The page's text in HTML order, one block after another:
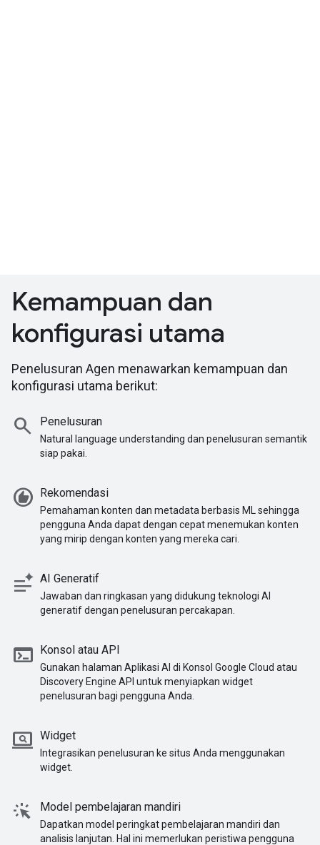
Kemampuan dan
konfigurasi utama
Penelusuran Agen menawarkan kemampuan dan
konfigurasi utama berikut:
search Penelusuran
Natural language understanding dan penelusuran semantik
siap pakai.
recommend Rekomendasi
Pemahaman konten dan metadata berbasis ML sehingga
pengguna Anda dapat dengan cepat menemukan konten
yang mirip dengan konten yang mereka cari.
text_analysis AI Generatif
Jawaban dan ringkasan yang didukung teknologi AI
generatif dengan penelusuran percakapan.
terminal Konsol atau API
Gunakan halaman Aplikasi AI di Konsol Google Cloud atau
Discovery Engine API untuk menyiapkan widget
penelusuran bagi pengguna Anda.
screen_search_desktop Widget
Integrasikan penelusuran ke situs Anda menggunakan
widget.
web_traffic Model pembelajaran mandiri
Dapatkan model peringkat pembelajaran mandiri dan
analisis lanjutan. Hal ini memerlukan peristiwa pengguna